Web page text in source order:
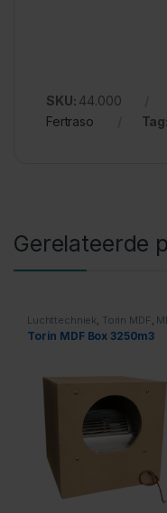
SKU: 44.000
Fertraso
Tag:
Gerelateerde
Luchttechniek Torin MDF
Boxen
Torin MDF Box 3250m3